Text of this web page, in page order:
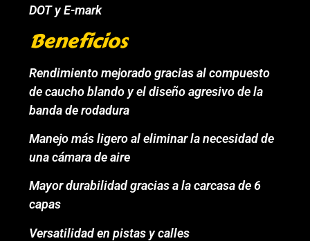
DOT y E-mark
Beneficios
Rendimiento mejorado gracias al compuesto
de caucho blando y el diseño agresivo de la
banda de rodadura
Manejo más ligero al eliminar la necesidad de
una cámara de aire
Mayor durabilidad gracias a la carcasa de 6
capas
Versatilidad en pistas y calles